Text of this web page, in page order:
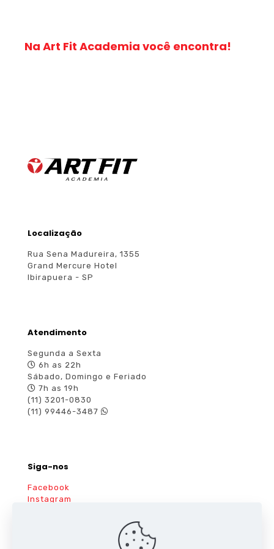
Na Art Fit Academia você encontra!
Localização
Rua Sena Madureira, 1355
Grand Mercure Hotel
Ibirapuera - SP
Atendimento
Segunda a Sexta
6h as 22h
Sábado, Domingo e Feriado
7h as 19h
(11) 3201-0830
(11) 99446-3487
Siga-nos
Facebook
Instagram